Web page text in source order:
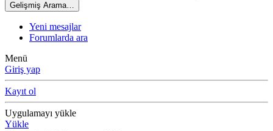
Gelişmiş Arama…
Yeni mesajlar
Forumlarda ara
Menü
Giriş yap
Kayıt ol
Uygulamayı yükle
Yükle